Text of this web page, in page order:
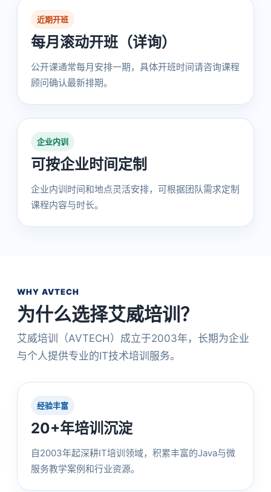
近期开班
每月滚动开班（详询）
公开课通常每月安排一期，具体开班时间请咨询课程
顾问确认最新排期。
企业内训
可按企业时间定制
企业内训时间和地点灵活安排，可根据团队需求定制
课程内容与时长。
WHY AVTECH
为什么选择艾威培训？
艾威培训（AVTECH）成立于2003年，长期为企业
与个人提供专业的IT技术培训服务。
经验丰富
20+年培训沉淀
自2003年起深耕IT培训领域，积累丰富的Java与微
服务教学案例和行业资源。